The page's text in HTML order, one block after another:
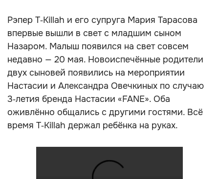
Рэпер T‑Killah и его супруга Мария Тарасова
впервые вышли в свет с младшим сыном
Назаром. Малыш появился на свет совсем
недавно — 20 мая. Новоиспечённые родители
двух сыновей появились на мероприятии
Настасии и Александра Овечкиных по случаю
3‑летия бренда Настасии «FANE». Оба
оживлённо общались с другими гостями. Всё
время T‑Killah держал ребёнка на руках.